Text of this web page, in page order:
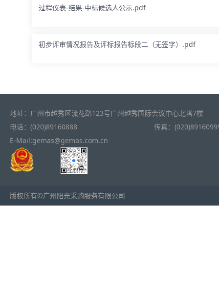
过程仪表-结果-中标候选人公示.pdf
初步评审情况报告及评标报告标段二（无签字）.pdf
地址：广州市越秀区流花路123号广州越秀国际会议中心北塔7楼
电话：(020)89160888
传真：
E-Mail:gemas@gemas.com.cn
版权所有©广州阳光采购服务有限公司